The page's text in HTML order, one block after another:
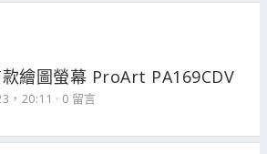
繪圖螢幕 ProArt PA169CDV
，20:11 0 留言